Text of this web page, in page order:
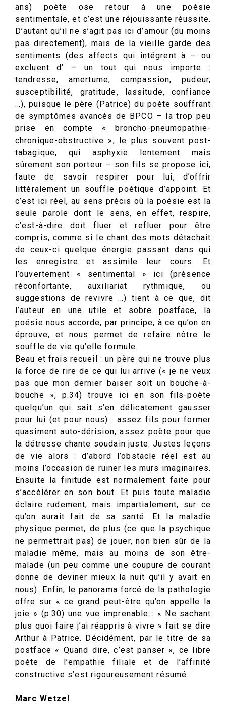
ans) poète ose retour à une poésie
sentimentale, et c’est une réjouissante réussite.
D’autant qu’il ne s’agit pas ici d’amour (du moins
pas directement), mais de la vieille garde des
sentiments (des affects qui intégrent à – ou
excluent d’ – un tout qui nous importe :
tendresse, amertume, compassion, pudeur,
susceptibilité, gratitude, lassitude, confiance
…), puisque le père (Patrice) du poète souffrant
de symptômes avancés de BPCO – la trop peu
prise en compte « broncho-pneumopathie-
chronique-obstructive », le plus souvent post-
tabagique, qui asphyxie lentement mais
sûrement son porteur – son fils se propose ici,
faute de savoir respirer pour lui, d’offrir
littéralement un souffle poétique d’appoint. Et
c’est ici réel, au sens précis où la poésie est la
seule parole dont le sens, en effet, respire,
c’est-à-dire doit fluer et refluer pour être
compris, comme si le chant des mots détachait
de ceux-ci quelque énergie passant dans qui
les enregistre et assimile leur cours. Et
l’ouvertement « sentimental » ici (présence
réconfortante, auxiliariat rythmique, ou
suggestions de revivre …) tient à ce que, dit
l’auteur en une utile et sobre postface, la
poésie nous accorde, par principe, à ce qu’on en
éprouve, et nous permet de refaire nôtre le
souffle de vie qu’elle formule.
Beau et frais recueil : un père qui ne trouve plus
la force de rire de ce qui lui arrive (« je ne veux
pas que mon dernier baiser soit un bouche-à-
bouche », p.34) trouve ici en son fils-poète
quelqu’un qui sait s’en délicatement gausser
pour lui (et pour nous) : assez fils pour former
quasiment auto-dérision, assez poète pour que
la détresse chante soudain juste. Justes leçons
de vie alors : d’abord l’obstacle réel est au
moins l’occasion de ruiner les murs imaginaires.
Ensuite la finitude est normalement faite pour
s’accélérer en son bout. Et puis toute maladie
éclaire rudement, mais impartialement, sur ce
qu’on aurait fait de sa santé. Et la maladie
physique permet, de plus (ce que la psychique
ne permettrait pas) de jouer, non bien sûr de la
maladie même, mais au moins de son être-
malade (un peu comme une coupure de courant
donne de deviner mieux la nuit qu’il y avait en
nous). Enfin, le panorama forcé de la pathologie
offre sur « ce grand peut-être qu’on appelle la
joie » (p.30) une vue imprenable : « Ne sachant
plus quoi faire j’ai réappris à vivre » fait se dire
Arthur à Patrice. Décidément, par le titre de sa
postface « Quand dire, c’est panser », ce libre
poète de l’empathie filiale et de l’affinité
constructive s’est rigoureusement résumé.
Marc Wetzel